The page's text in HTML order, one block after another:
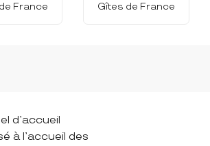
France Gîtes de France
d’accueil
à l’accueil des